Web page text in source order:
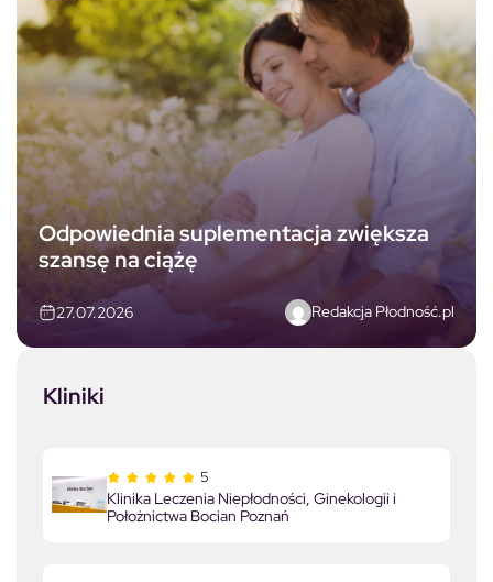
Odpowiednia suplementacja zwiększa
szansę na ciążę
27.07.2026 Redakcja Płodność.pl
Kliniki
5
Klinika Leczenia Niepłodności, Ginekologii i
Położnictwa Bocian Poznań